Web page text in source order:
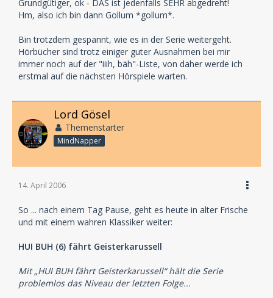
Grundgütiger, ok - DAS ist jedenfalls SEHR abgedreht!
Hm, also ich bin dann Gollum *gollum*.
Bin trotzdem gespannt, wie es in der Serie weitergeht.
Hörbücher sind trotz einiger guter Ausnahmen bei mir
immer noch auf der "iiih, bäh"-Liste, von daher werde ich
erstmal auf die nächsten Hörspiele warten.
Lord Gösel
Themenstarter
MindNapper
14. April 2006
So ... nach einem Tag Pause, geht es heute in alter Frische
und mit einem wahren Klassiker weiter:
HUI BUH (6) fährt Geisterkarussell
Mit „HUI BUH fährt Geisterkarussell“ hält die Serie
problemlos das Niveau der letzten Folge...